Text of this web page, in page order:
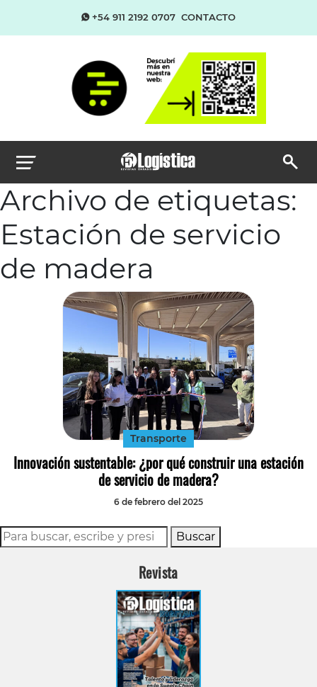
+54 911 2192 0707 CONTACTO
Archivo de etiquetas:
Estación de servicio
de madera
Transporte
Innovación sustentable: ¿por qué construir una estación
de servicio de madera?
6 de febrero del 2025
Buscar
Revista